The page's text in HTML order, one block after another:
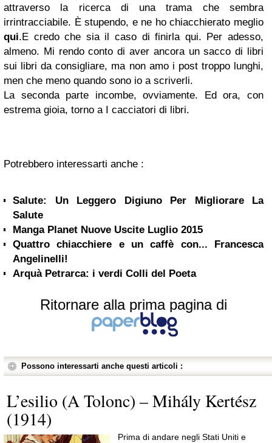
attraverso la ricerca di una trama che sembra
irrintracciabile. È stupendo, e ne ho chiacchierato meglio
qui.E credo che sia il caso di finirla qui. Per adesso,
almeno. Mi rendo conto di aver ancora un sacco di libri
sui libri da consigliare, ma non amo i post troppo lunghi,
men che meno quando sono io a scriverli.
La seconda parte incombe, ovviamente. Ed ora, con
estrema gioia, torno a I cacciatori di libri.
Potrebbero interessarti anche :
Salute: Un Leggero Digiuno Per Migliorare La
Salute
Manga Planet Nuove Uscite Luglio 2015
Quattro chiacchiere e un caffè con... Francesca
Angelinelli!
Arquà Petrarca: i verdi Colli del Poeta
Ritornare alla prima pagina di
Possono interessarti anche questi articoli :
L’esilio (A Tolonc) – Mihály Kertész
(1914)
Prima di andare negli Stati Uniti e